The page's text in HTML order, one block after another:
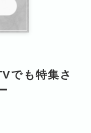
でも特集さ